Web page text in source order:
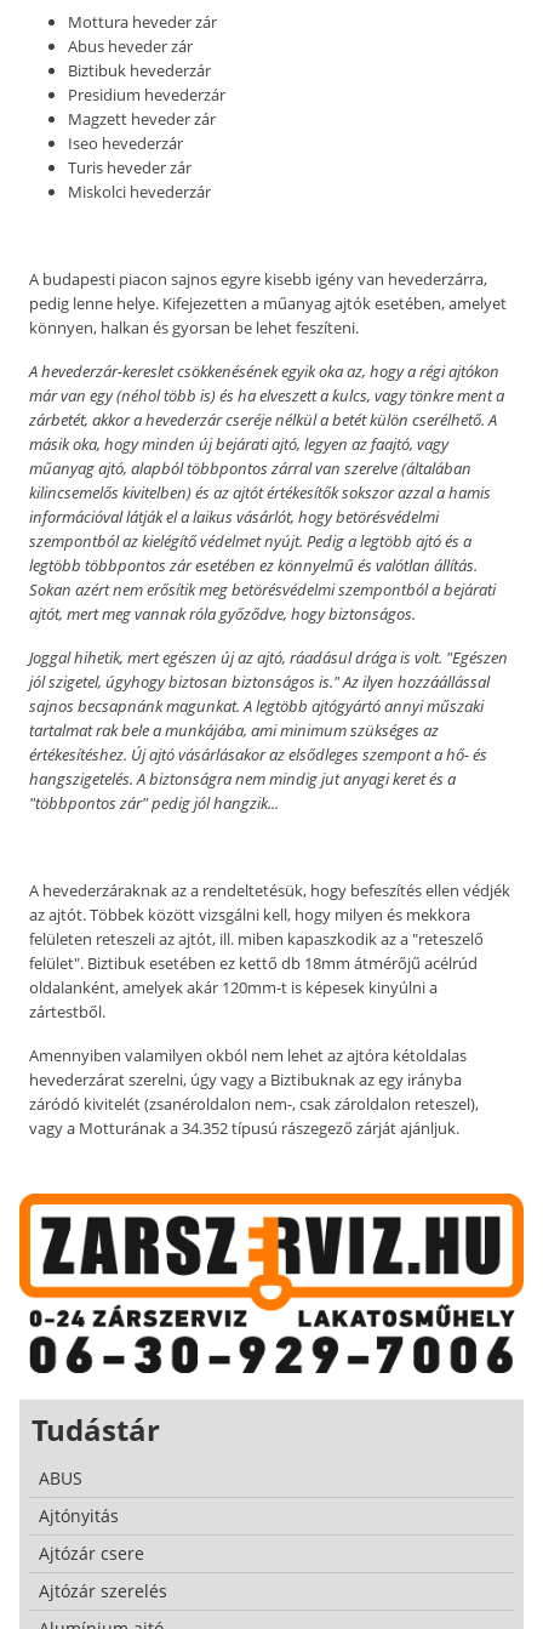
Mottura heveder zár
Abus heveder zár
Biztibuk hevederzár
Presidium hevederzár
Magzett heveder zár
Iseo hevederzár
Turis heveder zár
Miskolci hevederzár
A budapesti piacon sajnos egyre kisebb igény van hevederzárra,
pedig lenne helye. Kifejezetten a műanyag ajtók esetében, amelyet
könnyen, halkan és gyorsan be lehet feszíteni.
A hevederzár-kereslet csökkenésének egyik oka az, hogy a régi ajtókon
már van egy (néhol több is) és ha elveszett a kulcs, vagy tönkre ment a
zárbetét, akkor a hevederzár cseréje nélkül a betét külön cserélhető. A
másik oka, hogy minden új bejárati ajtó, legyen az faajtó, vagy
műanyag ajtó, alapból többpontos zárral van szerelve (általában
kilincsemelős kivitelben) és az ajtót értékesítők sokszor azzal a hamis
információval látják el a laikus vásárlót, hogy betörésvédelmi
szempontból az kielégítő védelmet nyújt. Pedig a legtöbb ajtó és a
legtöbb többpontos zár esetében ez könnyelmű és valótlan állítás.
Sokan azért nem erősítik meg betörésvédelmi szempontból a bejárati
ajtót, mert meg vannak róla győződve, hogy biztonságos.
Joggal hihetik, mert egészen új az ajtó, ráadásul drága is volt. "Egészen
jól szigetel, úgyhogy biztosan biztonságos is." Az ilyen hozzáállással
sajnos becsapnánk magunkat. A legtöbb ajtógyártó annyi műszaki
tartalmat rak bele a munkájába, ami minimum szükséges az
értékesítéshez. Új ajtó vásárlásakor az elsődleges szempont a hő- és
hangszigetelés. A biztonságra nem mindig jut anyagi keret és a
"többpontos zár" pedig jól hangzik...
A hevederzáraknak az a rendeltetésük, hogy befeszítés ellen védjék
az ajtót. Többek között vizsgálni kell, hogy milyen és mekkora
felületen reteszeli az ajtót, ill. miben kapaszkodik az a "reteszelő
felület". Biztibuk esetében ez kettő db 18mm átmérőjű acélrúd
oldalanként, amelyek akár 120mm-t is képesek kinyúlni a
zártestből.
Amennyiben valamilyen okból nem lehet az ajtóra kétoldalas
hevederzárat szerelni, úgy vagy a Biztibuknak az egy irányba
záródó kivitelét (zsanéroldalon nem-, csak zároldalon reteszel),
vagy a Motturának a 34.352 típusú rászegező zárját ajánljuk.
Tudástár
ABUS
Ajtónyitás
Ajtózár csere
Ajtózár szerelés